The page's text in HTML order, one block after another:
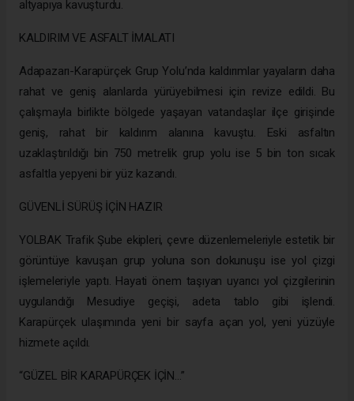
altyapıya kavuşturdu.
KALDIRIM VE ASFALT İMALATI
Adapazarı-Karapürçek Grup Yolu’nda kaldırımlar yayaların daha
rahat ve geniş alanlarda yürüyebilmesi için revize edildi. Bu
çalışmayla birlikte bölgede yaşayan vatandaşlar ilçe girişinde
geniş, rahat bir kaldırım alanına kavuştu. Eski asfaltın
uzaklaştırıldığı bin 750 metrelik grup yolu ise 5 bin ton sıcak
asfaltla yepyeni bir yüz kazandı.
GÜVENLİ SÜRÜŞ İÇİN HAZIR
YOLBAK Trafik Şube ekipleri, çevre düzenlemeleriyle estetik bir
görüntüye kavuşan grup yoluna son dokunuşu ise yol çizgi
işlemeleriyle yaptı. Hayati önem taşıyan uyarıcı yol çizgilerinin
uygulandığı Mesudiye geçişi, adeta tablo gibi işlendi.
Karapürçek ulaşımında yeni bir sayfa açan yol, yeni yüzüyle
hizmete açıldı.
“GÜZEL BİR KARAPÜRÇEK İÇİN…”